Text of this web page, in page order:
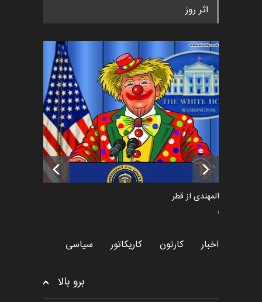
اخبار 5 ماه قبل
فراخوان رویداد کارگاهی کارتون و
پوستر "ایران سربل…
اخبار 6 ماه قبل
تسلیت به همکار | سهراب خیری
اخبار 6 ماه قبل
اثر روز
سعد المهندی از قطر
سیاسی
اخبار کارتون کاریکاتور سیاسی
برو بالا